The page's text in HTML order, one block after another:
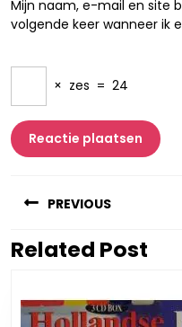
Mijn naam, e-mail en site
volgende keer wanneer ik
× zes = 24
PREVIOUS
Vorig
Related Post